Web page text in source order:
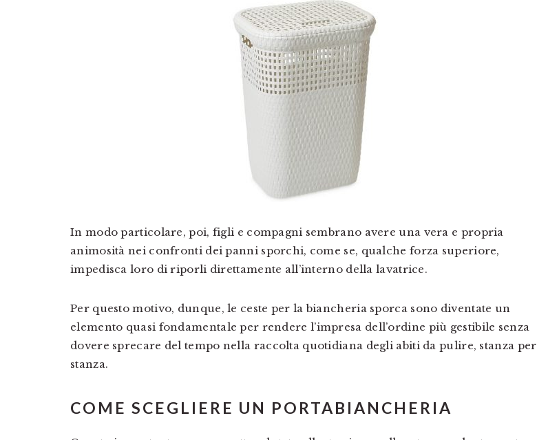
In modo particolare, poi, figli e compagni sembrano avere una vera e propria
animosità nei confronti dei panni sporchi, come se, qualche forza superiore,
impedisca loro di riporli direttamente all’interno della lavatrice.
Per questo motivo, dunque, le ceste per la biancheria sporca sono diventate un
elemento quasi fondamentale per rendere l’impresa dell’ordine più gestibile senza
dovere sprecare del tempo nella raccolta quotidiana degli abiti da pulire, stanza per
stanza.
COME SCEGLIERE UN PORTABIANCHERIA